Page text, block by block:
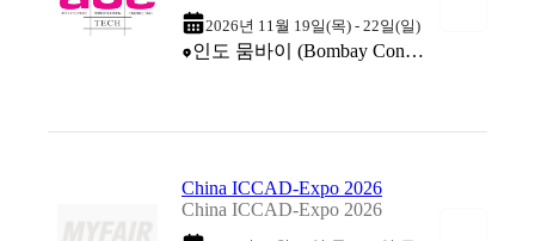
2026년 11월 19일(목) - 22일(일)
인도 뭄바이 (Bombay Convention & Exhibition Centre (BCEC))
China ICCAD-Expo 2026
China ICCAD-Expo 2026